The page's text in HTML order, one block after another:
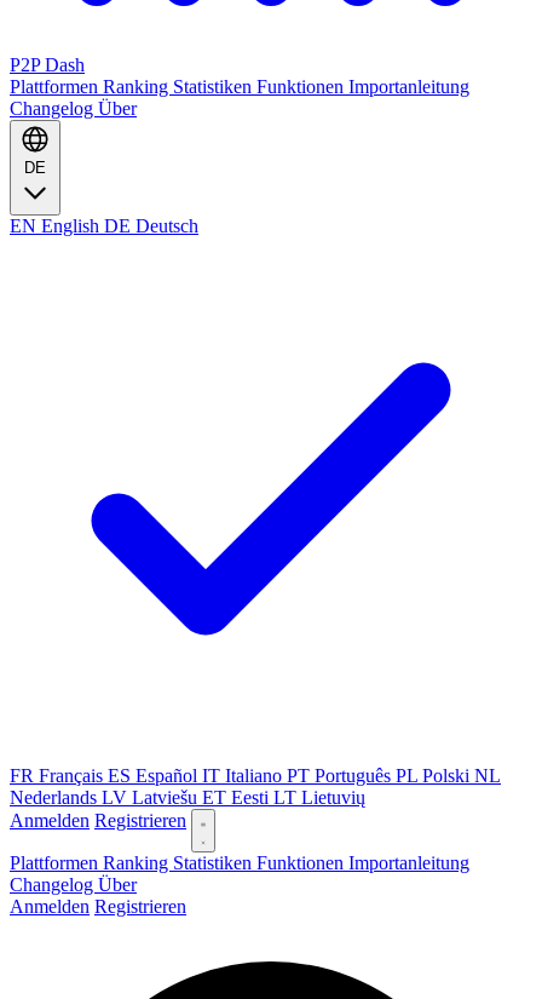
P2P Dash
Plattformen Ranking Statistiken Funktionen Importanleitung
Changelog Über
DE
EN English DE Deutsch
FR Français ES Español IT Italiano PT Português PL Polski NL
Nederlands LV Latviešu ET Eesti LT Lietuvių
Anmelden Registrieren
Plattformen Ranking Statistiken Funktionen Importanleitung
Changelog Über
Anmelden Registrieren